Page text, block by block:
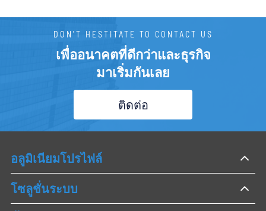
DON'T HESTITATE TO CONTACT US
เพื่ออนาคตที่ดีกว่าและธุรกิจ
มาเริ่มกันเลย
ติดต่อ
อลูมิเนียมโปรไฟล์
โซลูชั่นระบบ